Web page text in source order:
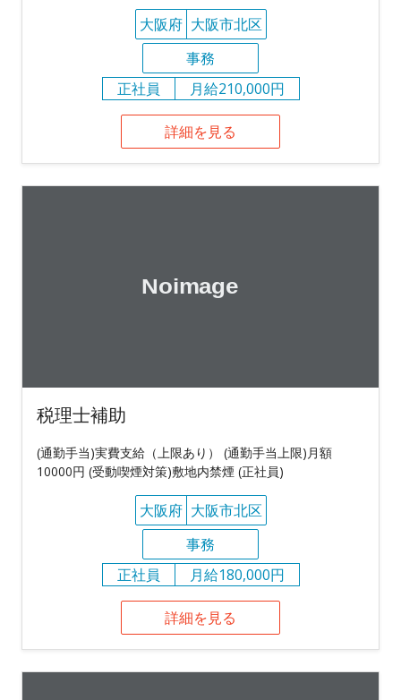
大阪府 大阪市北区
事務
正社員
月給210,000円
詳細を見る
税理士補助
(通勤手当)実費支給（上限あり） (通勤手当上限)月額
10000円 (受動喫煙対策)敷地内禁煙 (正社員)
大阪府 大阪市北区
事務
正社員
月給180,000円
詳細を見る